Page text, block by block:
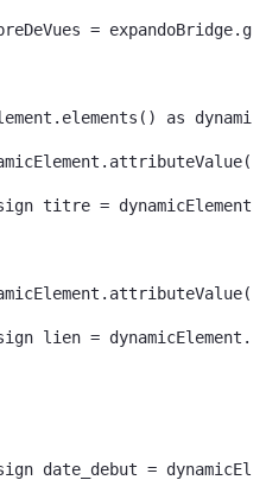
=
as
titre =
lien =
date_debut =